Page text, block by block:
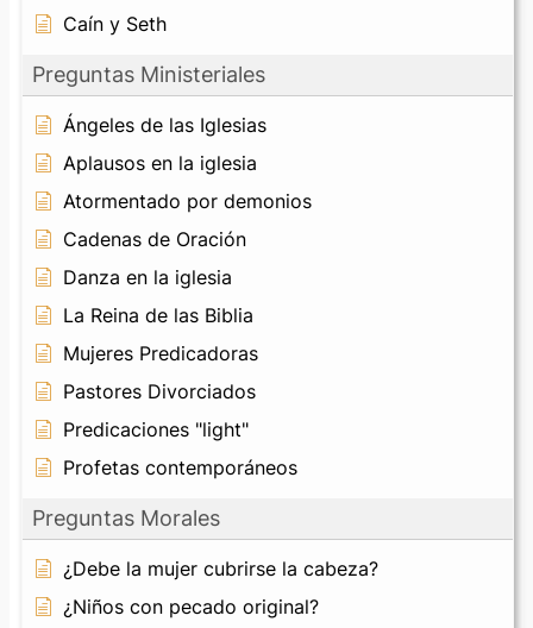
Caín y Seth
Preguntas Ministeriales
Ángeles de las Iglesias
Aplausos en la iglesia
Atormentado por demonios
Cadenas de Oración
Danza en la iglesia
La Reina de las Biblia
Mujeres Predicadoras
Pastores Divorciados
Predicaciones "light"
Profetas contemporáneos
Preguntas Morales
¿Debe la mujer cubrirse la cabeza?
¿Niños con pecado original?